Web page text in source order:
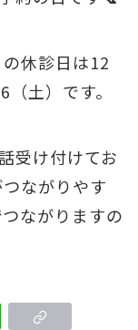
休診日は12
土）です。
受け付けてお
ながりやす
ながりますの